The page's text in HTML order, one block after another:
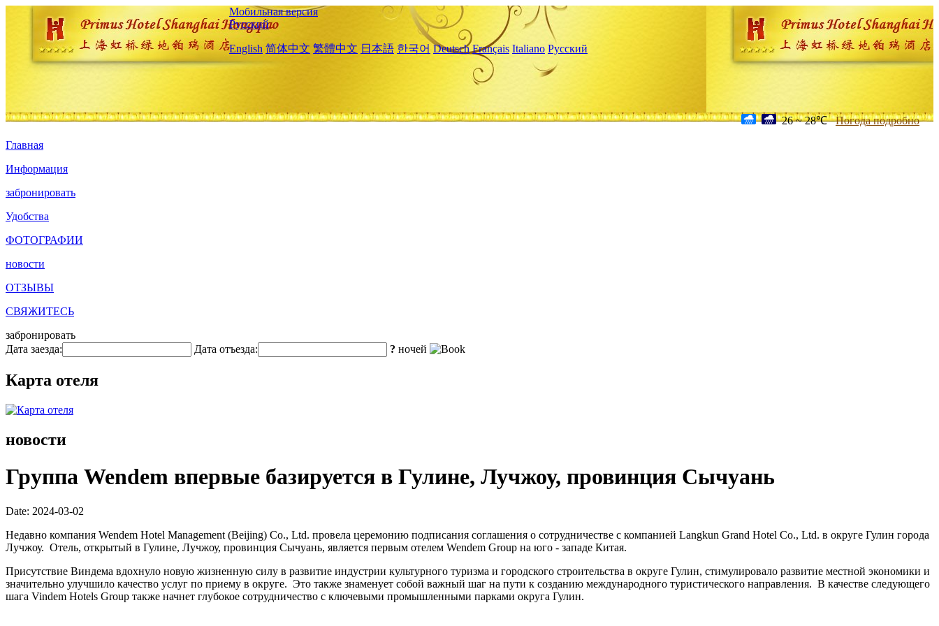
Мобильная версия
Русский
English 简体中文 繁體中文 日本語 한국어 Deutsch Français Italiano Русский
26 ~ 28℃ Погода подробно
Главная
Информация
забронировать
Удобства
ФОТОГРАФИИ
новости
ОТЗЫВЫ
СВЯЖИТЕСЬ
забронировать
Дата заезда:
Дата отъезда: ? ночей
Карта отеля
новости
Группа Wendem впервые базируется в Гулине, Лучжоу, провинция Сычуань
Date: 2024-03-02
Недавно компания Wendem Hotel Management (Beijing) Co., Ltd. провела церемонию подписания соглашения о сотрудничестве с компанией Langkun Grand Hotel Co., Ltd. в округе Гулин города
Лучжоу. Отель, открытый в Гулине, Лучжоу, провинция Сычуань, является первым отелем Wendem Group на юго - западе Китая.
Присутствие Виндема вдохнуло новую жизненную силу в развитие индустрии культурного туризма и городского строительства в округе Гулин, стимулировало развитие местной экономики и
значительно улучшило качество услуг по приему в округе. Это также знаменует собой важный шаг на пути к созданию международного туристического направления. В качестве следующего
шага Vindem Hotels Group также начнет глубокое сотрудничество с ключевыми промышленными парками округа Гулин.